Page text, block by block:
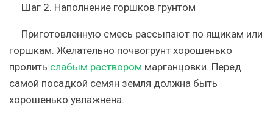
Шаг 2. Наполнение горшков грунтом
Приготовленную смесь рассыпают по ящикам или
горшкам. Желательно почвогрунт хорошенько
пролить слабым раствором марганцовки. Перед
самой посадкой семян земля должна быть
хорошенько увлажнена.